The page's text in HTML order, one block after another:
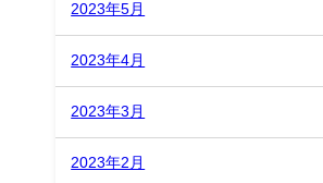
2023年5月
2023年4月
2023年3月
2023年2月